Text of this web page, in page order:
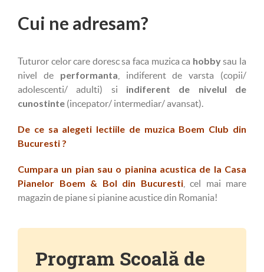
Cui ne adresam?
Tuturor celor care doresc sa faca muzica ca hobbysau la
nivel de performanta , indiferent de varsta (copii/
adolescenti/ adulti) si indiferent de nivelul de
cunostinte (incepator/ intermediar/ avansat).
De ce sa alegeti lectiile de muzica Boem Club din
Bucuresti ?
Cumpara un pian sau o pianina acustica de la Casa
Pianelor Boem & Bol din Bucuresti, cel mai mare
magazin de piane si pianine acustice din Romania!
Program Scoală de